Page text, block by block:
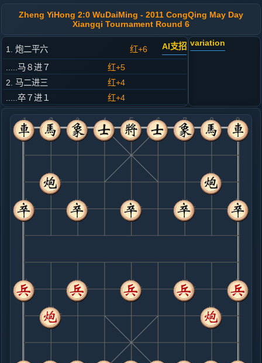
Zheng YiHong 2:0 WuDaiMing - 2011 CongQing May Day
Xiangqi Tournament Round 6
1. 炮二平六 红+6 AI支招
.....马８进７
红+5
2. 马二进三
红+4
.....卒７进１
红+4
3. 车一平二
红+4
.....车９平８
红+3
4. 车二进六
红+0
.....砲８平９
红+1
5. 车二平三
红+2
.....马２进３
6. 马八进九
红+3
兵七进一
.....砲９退１
红+1
7. 炮八平七
黑+4
8. 车三退一
红+2
.....砲２平４
红+26
砲９平７
9. 车三平八
红+19
.....马５进６
10. 车九进一
红+9
相七进五
.....车８进４
红+3
红+9
variation